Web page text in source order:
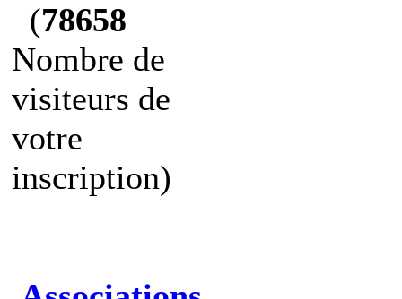
(78658
Nombre de
visiteurs de
votre
inscription)